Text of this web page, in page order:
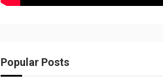
Popular Posts